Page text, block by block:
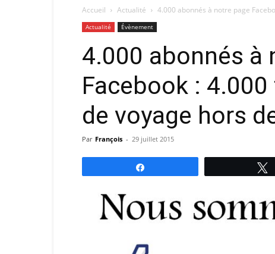
Accueil Actualité 4.000 abonnés à notre page
Actualité Évènement
4.000 abonnés à
Facebook :
de voyage hors
Par François - 29 juillet 2015